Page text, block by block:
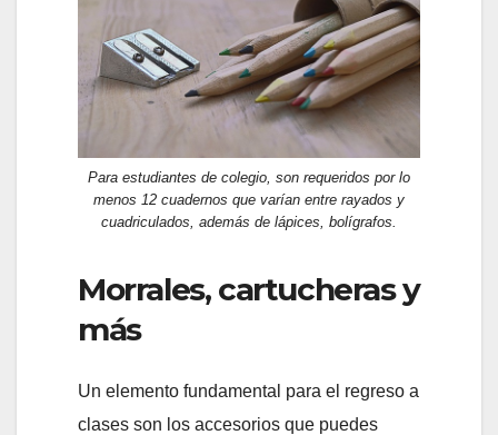
Para estudiantes de colegio, son requeridos por lo
menos 12 cuadernos que varían entre rayados y
cuadriculados, además de lápices, bolígrafos.
Morrales, cartucheras y
más
Un elemento fundamental para el regreso a
clases son los accesorios que puedes